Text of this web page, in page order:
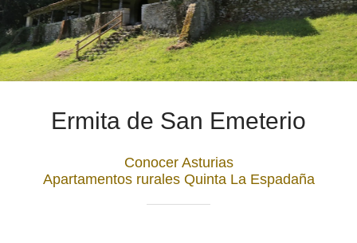
Ermita de San Emeterio
Conocer Asturias
Apartamentos rurales Quinta La Espadaña